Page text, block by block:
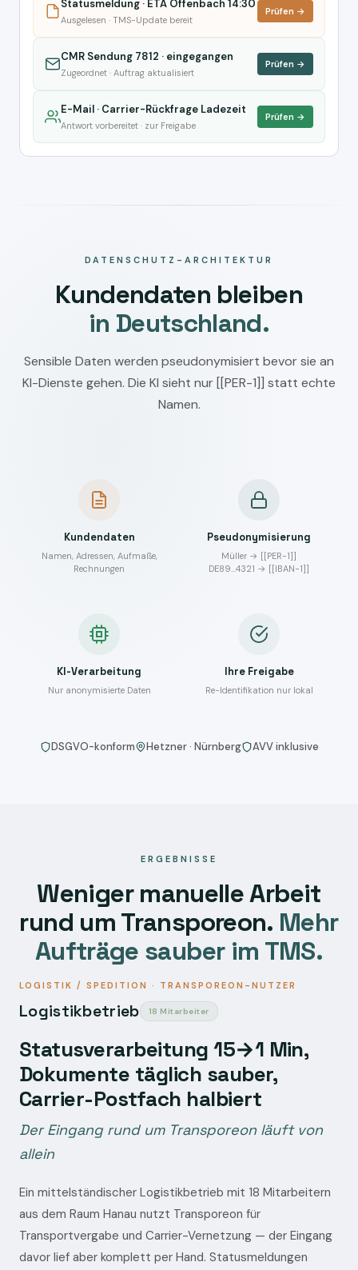
Statusmeldung · ETA Offenbach 14:30
Ausgelesen · TMS-Update bereit
Prüfen →
CMR Sendung 7812 · eingegangen
Zugeordnet · Auftrag aktualisiert
Prüfen →
E-Mail · Carrier-Rückfrage Ladezeit
Antwort vorbereitet · zur Freigabe
Prüfen →
DATENSCHUTZ-ARCHITEKTUR
Kundendaten bleiben
in Deutschland.
Sensible Daten werden pseudonymisiert bevor sie an
KI-Dienste gehen. Die KI sieht nur [[PER-1]] statt echte
Namen.
Kundendaten
Namen, Adressen, Aufmaße,
Rechnungen
Pseudonymisierung
Müller → [[PER-1]]
DE89…4321 → [[IBAN-1]]
KI-Verarbeitung
Nur anonymisierte Daten
Ihre Freigabe
Re-Identifikation nur lokal
DSGVO-konform Hetzner · Nürnberg AVV inklusive
ERGEBNISSE
Weniger manuelle Arbeit
rund um Transporeon. Mehr
Aufträge sauber im TMS.
LOGISTIK / SPEDITION · TRANSPOREON-NUTZER
Logistikbetrieb 18 Mitarbeiter
Statusverarbeitung 15→1 Min,
Dokumente täglich sauber,
Carrier-Postfach halbiert
Der Eingang rund um Transporeon läuft von
allein
Ein mittelständischer Logistikbetrieb mit 18 Mitarbeitern
aus dem Raum Hanau nutzt Transporeon für
Transportvergabe und Carrier-Vernetzung — der Eingang
davor lief aber komplett per Hand. Statusmeldungen